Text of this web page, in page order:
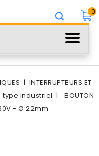
0
INTERRUPTEURS ET
industriel
BOUTON
- Ø 22mm